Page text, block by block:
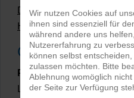
Dateiformate und Bilder
Hollowman und
Google
PRO-ducto GmbH
,
Lichtenau
Wir nutzen Cookies auf
ihnen sind essenziell für
während andere uns
Nutzererfahrung zu
können selbst
zulassen möchten. Bitte
Ablehnung womöglich
der Seite zur Verfügung